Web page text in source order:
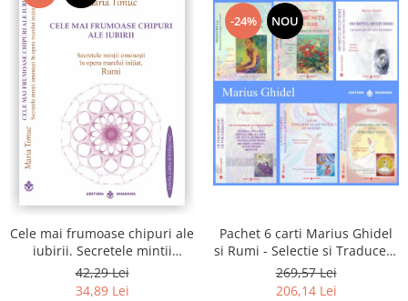
Cele mai frumoase chipuri ale
iubirii. Secretele mintii
omenesti in opera marelui
initiat, Rumi
42,29 Lei
34,89 Lei
-24% NOU
Pachet 6 carti Marius Ghidel
si Rumi - Selectie si Traducere
de Marius Ghidel
269,57 Lei
206,14 Lei